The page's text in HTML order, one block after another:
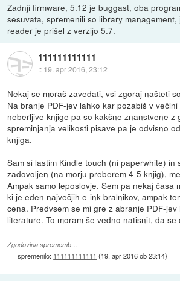
Zadnji firmware, 5.12 je buggast, oba
sesuvata, spremenili so library
reader je prišel z verzijo 5.7.
111111111111
:: 19. apr 2016, 23:12
Nekaj se moraš zavedati, vsi zgoraj našteti
Na branje PDF-jev lahko kar pozabiš v
neberljive knjige pa so kakšne znanstvene z
spreminjanja velikosti pisave pa je odvisno
knjiga.
Sam si lastim Kindle touch (ni paperwhite) in
zadovoljen (na morju preberem 4-5 knjig),
Ampak samo leposlovje. Sem pa nekaj časa
ki je eden največjih e-ink bralnikov, ampak
cena. Predvsem se mi gre z abranje PDF-
literature. To moram še vedno natisnit, da se
Zgodovina sprememb…
spremenilo: 111111111111 (19. apr 2016 ob 23:14)